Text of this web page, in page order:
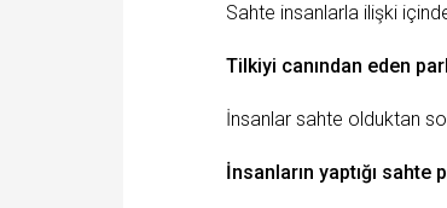
Sahte insanlarla ilişki
Tilkiyi canından eden
İnsanlar sahte olduktan
İnsanların yaptığı sahte